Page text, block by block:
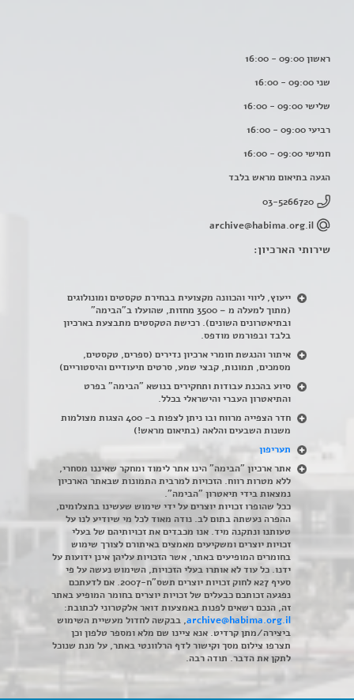
ראשון 09:00 - 16:00
שני 09:00 - 16:00
שלישי 09:00 - 16:00
רביעי 09:00 - 16:00
חמישי 09:00 - 16:00
הגעה בתיאום מראש בלבד
03-5266720
archive@habima.org.il
שירותי הארכיון:
ייעוץ, ליווי והכוונה מקצועית בבחירת טקסטים ומונולוגים
(מתוך למעלה מ – 3500 מחזות, שהועלו ב"הבימה"
ובתיאטרונים השונים). רכישת הטקסטים מתבצעת בארכיון
בלבד ובפורמט מודפס.
איתור והנגשת חומרי ארכיון נדירים (ספרים, טקסטים,
מסמכים, תמונות, קבצי שמע, סרטים תיעודיים והיסטוריים)
סיוע בהכנת עבודות ותחקירים בנושא "הבימה" בפרט
והתיאטרון העברי והישראלי בכלל.
חדר הצפייה מרווח ובו ניתן לצפות ב- 400 הצגות מצולמות
משנות השבעים והלאה (בתיאום מראש!)
תעריפון
אתר ארכיון "הבימה" הינו אתר לימוד ומחקר שאיננו מסחרי,
ללא מטרות רווח. הזכויות למרבית התמונות שבאתר הארכיון
נמצאות בידי תיאטרון "הבימה".
ככל שהופרו זכויות יוצרים על ידי שימוש שעשינו בתצלומים,
ההפרה נעשתה בתום לב. נודה מאוד לכל מי שיודיע לנו על
טעותנו ונתקנה מיד. אנו מכבדים את זכויותיהם של בעלי
זכויות יוצרים ומשקיעים מאמצים באיתורם לצורך שימוש
בחומרים המופיעים באתר, אשר הזכויות עליהן אינן ידועות על
ידנו. כל עוד לא אותרו בעלי הזכויות, השימוש נעשה על פי
סעיף 27א לחוק זכויות יוצרים תשס"ח-2007. אם לדעתכם
נפגעה זכותכם כבעלים של זכויות יוצרים בחומר המופיע באתר
זה, הנכם רשאים לפנות באמצעות דואר אלקטרוני לכתובת:
archive@habima.org.il, בבקשה לחדול מעשיית השימוש
ביצירה/מתן קרדיט. אנא ציינו שם מלא ומספר טלפון וכן
תצרפו צילום מסך וקישור לדף הרלוונטי באתר, על מנת שנוכל
לתקן את הדבר. תודה רבה.